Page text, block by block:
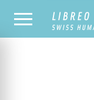
UNSER KATALOG